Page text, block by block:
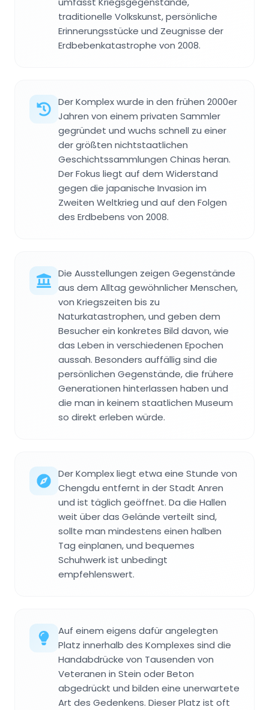
traditionelle Volkskunst, persönliche
Erinnerungsstücke und Zeugnisse der
Erdbebenkatastrophe von 2008.
Der Komplex wurde in den frühen 2000er
Jahren von einem privaten Sammler
gegründet und wuchs schnell zu einer
der größten nichtstaatlichen
Geschichtssammlungen Chinas heran.
Der Fokus liegt auf dem Widerstand
gegen die japanische Invasion im
Zweiten Weltkrieg und auf den Folgen
des Erdbebens von 2008.
Die Ausstellungen zeigen Gegenstände
aus dem Alltag gewöhnlicher Menschen,
von Kriegszeiten bis zu
Naturkatastrophen, und geben dem
Besucher ein konkretes Bild davon, wie
das Leben in verschiedenen Epochen
aussah. Besonders auffällig sind die
persönlichen Gegenstände, die frühere
Generationen hinterlassen haben und
die man in keinem staatlichen Museum
so direkt erleben würde.
Der Komplex liegt etwa eine Stunde von
Chengdu entfernt in der Stadt Anren
und ist täglich geöffnet. Da die Hallen
weit über das Gelände verteilt sind,
sollte man mindestens einen halben
Tag einplanen, und bequemes
Schuhwerk ist unbedingt
empfehlenswert.
Auf einem eigens dafür angelegten
Platz innerhalb des Komplexes sind die
Handabdrücke von Tausenden von
Veteranen in Stein oder Beton
abgedrückt und bilden eine unerwartete
Art des Gedenkens. Dieser Platz ist oft